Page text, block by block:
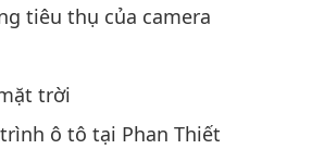
tiêu thụ của camera
trời
ô tô tại Phan Thiết